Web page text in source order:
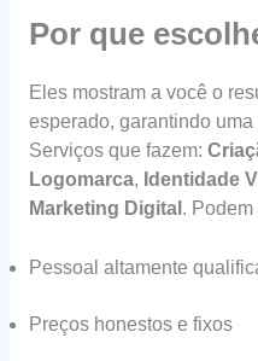
Por que
Eles mostram a você o
esperado, garantindo
Serviços que fazem:
Logomarca, Identidade
Marketing Digital .
Pessoal altamente
Preços honestos e fixos